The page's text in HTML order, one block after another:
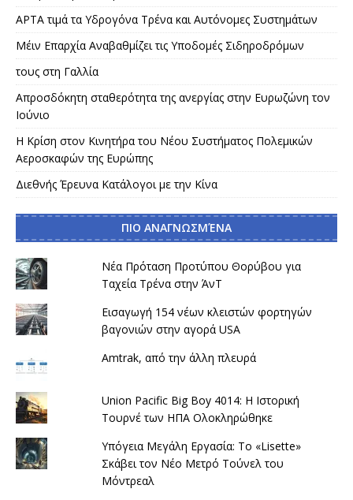
APTA τιμά τα Υδρογόνα Τρένα και Αυτόνομες Συστημάτων
Μέιν Επαρχία Αναβαθμίζει τις Υποδομές Σιδηροδρόμων
τους στη Γαλλία
Απροσδόκητη σταθερότητα της ανεργίας στην Ευρωζώνη τον
Ιούνιο
Η Κρίση στον Κινητήρα του Νέου Συστήματος Πολεμικών
Αεροσκαφών της Ευρώπης
Διεθνής Έρευνα Κατάλογοι με την Κίνα
ΠΙΟ ΑΝΑΓΝΩΣΜΈΝΑ
Νέα Πρόταση Προτύπου Θορύβου για
Ταχεία Τρένα στην ΆνΤ
Εισαγωγή 154 νέων κλειστών φορτηγών
βαγονιών στην αγορά USA
Amtrak, από την άλλη πλευρά
Union Pacific Big Boy 4014: Η Ιστορική
Τουρνέ των ΗΠΑ Ολοκληρώθηκε
Υπόγεια Μεγάλη Εργασία: Το «Lisette»
Σκάβει τον Νέο Μετρό Τούνελ του
Μόντρεαλ